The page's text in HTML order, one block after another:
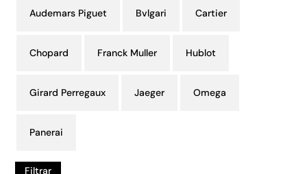
Audemars Piguet Bvlgari Cartier
Chopard Franck Muller Hublot
Girard Perregaux Jaeger Omega
Panerai
Filtrar